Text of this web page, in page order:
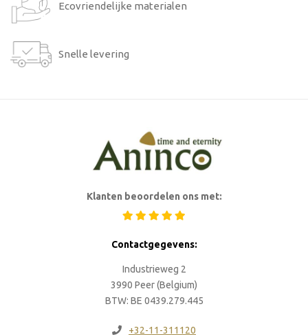
Ecovriendelijke materialen
Snelle levering
Klanten beoordelen ons met:
Contactgegevens:
Industrieweg 2
3990 Peer (Belgium)
BTW: BE 0439.279.445
+32-11-311120